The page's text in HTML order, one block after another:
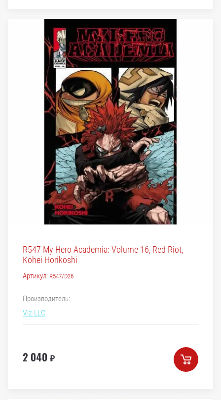
R547 My Hero Academia: Volume 16, Red Riot,
Kohei Horikoshi
Артикул: R547/D26
Производитель:
Viz LLC
2 040 ₽